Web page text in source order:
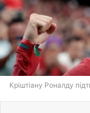
Кріштіану Роналду